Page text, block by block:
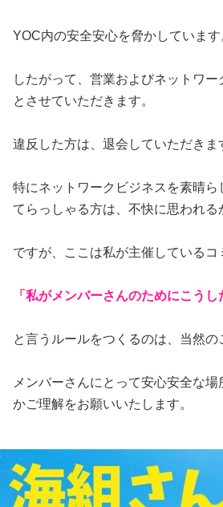
YOC内の安全安心を脅かしています
したがって、営業およびネットワ
とさせていただきます。
違反した方は、退会していただきま
特にネットワークビジネスを素晴ら
てらっしゃる方は、不快に思われる
ですが、ここは私が主催しているコ
「私がメンバーさんのためにこうし
と言うルールをつくるのは、当然の
メンバーさんにとって安心安全な場
かご理解をお願いいたします。